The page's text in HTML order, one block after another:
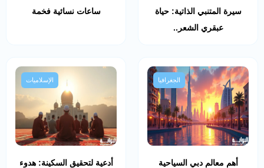
سيرة المتنبي الذاتية: حياة
عبقري الشعر..
ساعات نسائية فخمة
الجغرافيا
أهم معالم دبي السياحية
الإسلاميات
أدعية لتحقيق السكينة: هدوء